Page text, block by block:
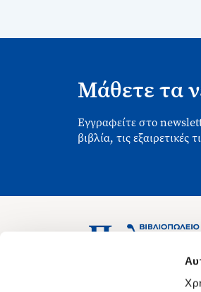
Μάθετε τα
Εγγραφείτε στο
βιβλία, τις εξαιρετικές
Ασκληπιού 1-3, Αθήνα 106 79